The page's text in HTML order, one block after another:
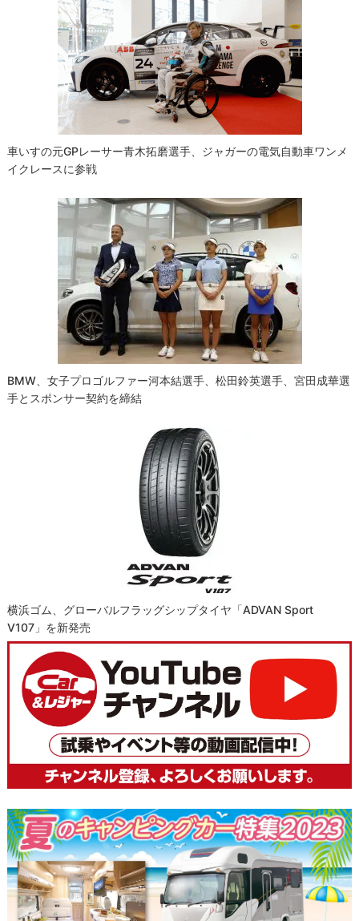
車いすの元GPレーサー青木拓磨選手、ジャガーの電気自動車ワンメ
イクレースに参戦
BMW、女子プロゴルファー河本結選手、松田鈴英選手、宮田成華選
手とスポンサー契約を締結
横浜ゴム、グローバルフラッグシップタイヤ「ADVAN Sport
V107」を新発売